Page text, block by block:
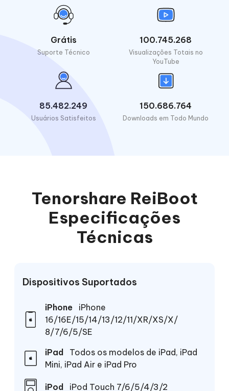
Grátis
Suporte Técnico
100.745.268
Visualizações Totais no
YouTube
85.482.249
Usuários Satisfeitos
150.686.764
Downloads em Todo Mundo
Tenorshare ReiBoot
Especificações
Técnicas
Dispositivos Suportados
iPhone
iPhone
16/16E/15/14/13/12/11/XR/XS/X/
8/7/6/5/SE
iPad
Todos os modelos de iPad, iPad
Mini, iPad Air e iPad Pro
iPod iPod Touch 7/6/5/4/3/2